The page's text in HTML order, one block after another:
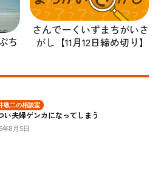
ち
さんでーくいずまちがいさ
がし【11月12日締め切り】
敬二の相談室
い夫婦ゲンカになってしまう
年8月5日